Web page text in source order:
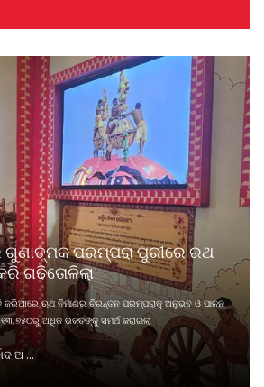
ଗୁଣାତ୍ମକ ପରମ୍ପରା ପୁରୀରେ ରଥ
ଗଢିତୋଳିଲା
ଋଥ ନିର୍ମାଣର ଚିରନ୍ତନ ପରମ୍ପରାକୁ ଅନୁଭବ ଓ ପାଳନ
ଅଧିକ ଭକ୍ତଙ୍କୁ ସମର୍ଥ କରାଇଲା
ଅ ...